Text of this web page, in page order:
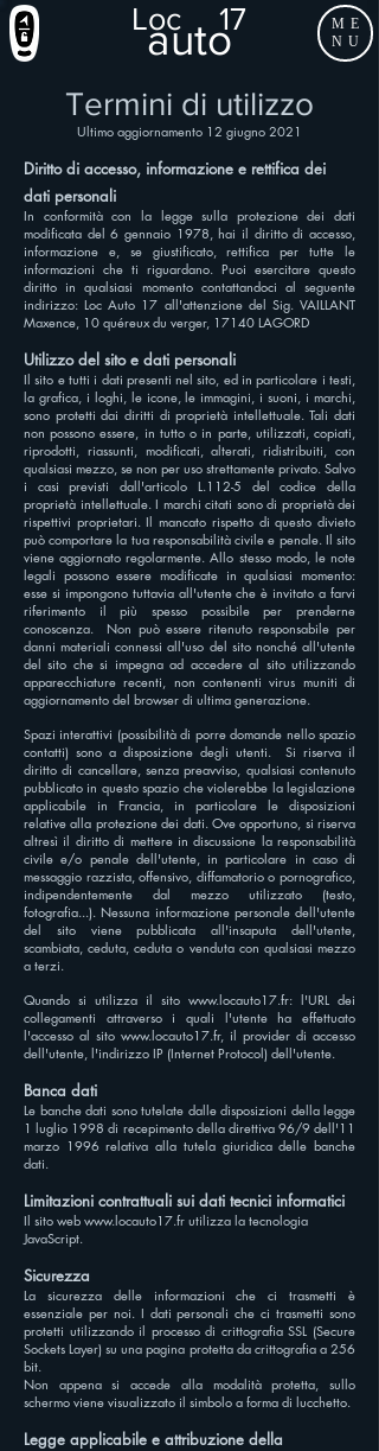
ME
NU
Loc 17
auto
Termini di utilizzo
Ultimo aggiornamento 12 giugno 2021
Diritto di accesso, informazione e rettifica dei
dati personali
In conformità con la legge sulla protezione dei dati
modificata del 6 gennaio 1978, hai il diritto di accesso,
informazione e, se giustificato, rettifica per tutte le
informazioni che ti riguardano. Puoi esercitare questo
diritto in qualsiasi momento contattandoci al seguente
indirizzo: Loc Auto 17 all'attenzione del Sig. VAILLANT
Maxence, 10 quéreux du verger, 17140 LAGORD
Utilizzo del sito e dati personali
Il sito e tutti i dati presenti nel sito, ed in particolare i testi,
la grafica, i loghi, le icone, le immagini, i suoni, i marchi,
sono protetti dai diritti di proprietà intellettuale. Tali dati
non possono essere, in tutto o in parte, utilizzati, copiati,
riprodotti, riassunti, modificati, alterati, ridistribuiti, con
qualsiasi mezzo, se non per uso strettamente privato. Salvo
i casi previsti dall'articolo L.112-5 del codice della
proprietà intellettuale. I marchi citati sono di proprietà dei
rispettivi proprietari. Il mancato rispetto di questo divieto
può comportare la tua responsabilità civile e penale. Il sito
viene aggiornato regolarmente. Allo stesso modo, le note
legali possono essere modificate in qualsiasi momento:
esse si impongono tuttavia all'utente che è invitato a farvi
riferimento il più spesso possibile per prenderne
conoscenza.
Non può essere ritenuto responsabile per
danni materiali connessi all'uso del sito nonché all'utente
del sito che si impegna ad accedere al sito utilizzando
apparecchiature recenti, non contenenti virus muniti di
aggiornamento del browser di ultima generazione.
Spazi interattivi (possibilità di porre domande nello spazio
contatti) sono a disposizione degli utenti.
Si riserva il
diritto di cancellare, senza preavviso, qualsiasi contenuto
pubblicato in questo spazio che violerebbe la legislazione
applicabile in Francia, in particolare le disposizioni
relative alla protezione dei dati. Ove opportuno, si riserva
altresì il diritto di mettere in discussione la responsabilità
civile e/o penale dell'utente, in particolare in caso di
messaggio razzista, offensivo, diffamatorio o pornografico,
indipendentemente dal mezzo utilizzato (testo,
fotografia...). Nessuna informazione personale dell'utente
del sito viene pubblicata all'insaputa dell'utente,
scambiata, ceduta, ceduta o venduta con qualsiasi mezzo
a terzi.
Quando si utilizza il sito www.locauto17.fr: l'URL dei
collegamenti attraverso i quali l'utente ha effettuato
l'accesso al sito www.locauto17.fr, il provider di accesso
dell'utente, l'indirizzo IP (Internet Protocol) dell'utente.
Banca dati
Le banche dati sono tutelate dalle disposizioni della legge
1 luglio 1998 di recepimento della direttiva 96/9 dell'11
marzo 1996 relativa alla tutela giuridica delle banche
dati.
Limitazioni contrattuali sui dati tecnici informatici
Il sito web www.locauto17.fr utilizza la tecnologia
JavaScript.
Sicurezza
La sicurezza delle informazioni che ci trasmetti è
essenziale per noi. I dati personali che ci trasmetti sono
protetti utilizzando il processo di crittografia SSL (Secure
Sockets Layer) su una pagina protetta da crittografia a 256
bit.
Non appena si accede alla modalità protetta, sullo
schermo viene visualizzato il simbolo a forma di lucchetto.
Legge applicabile e attribuzione della